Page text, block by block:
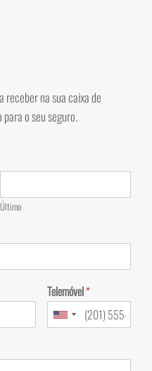
receber na sua caixa de
o seu seguro.
Último
Telemóvel*